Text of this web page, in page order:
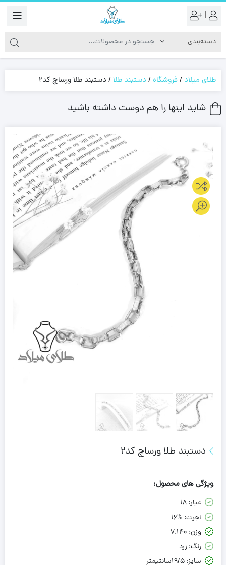
|
طلای میلاد /فروشگاه/ دستبند طلا/ دستبند طلا ورساچ کد2
شاید اینها را هم دوست داشته باشید
دستبند طلا ورساچ کد2
ویژگی های محصول:
عیار:18
اجرت: 16%
وزن: 7.140
رنگ: زرد
سایز:19/5سانتیمتر